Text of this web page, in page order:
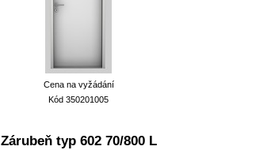
Cena na vyžádání
Kód 350201005
Zárubeň typ 602 70/800 L